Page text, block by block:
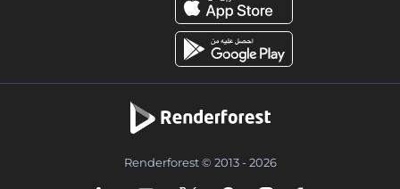
Renderforest © 2013 - 2026